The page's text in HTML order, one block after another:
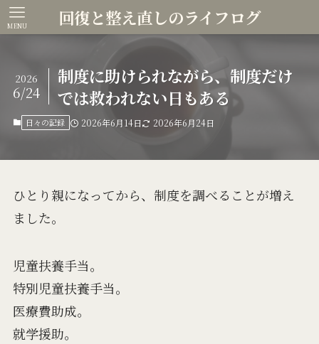
回復と整え直しのライフログ
MENU
制度に助けられながら、制度だけ
では救われない日もある
2026
6/24
日々の記録 2026年6月14日 2026年6月24日
ひとり親になってから、制度を調べることが増え
ました。
児童扶養手当。
特別児童扶養手当。
医療費助成。
就学援助。